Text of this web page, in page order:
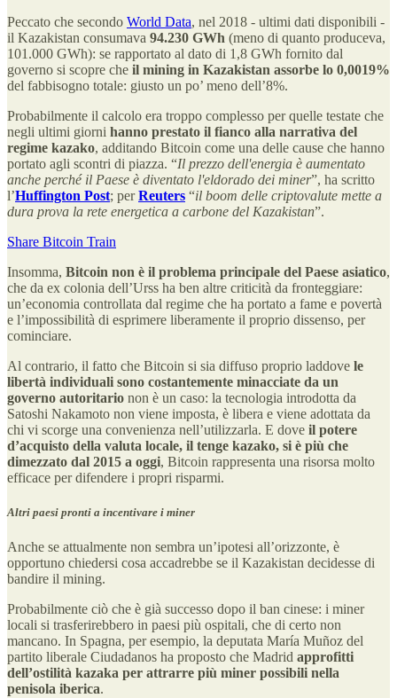
Peccato che secondo World Data, nel 2018 - ultimi dati disponibili -
il Kazakistan consumava 94.230 GWh (meno di quanto produceva,
101.000 GWh): se rapportato al dato di 1,8 GWh fornito dal
governo si scopre che il mining in Kazakistan assorbe lo 0,0019%
del fabbisogno totale: giusto un po’ meno dell’8%.
Probabilmente il calcolo era troppo complesso per quelle testate che
negli ultimi giorni hanno prestato il fianco alla narrativa del
regime kazako, additando Bitcoin come una delle cause che hanno
portato agli scontri di piazza. “Il prezzo dell'energia è aumentato
anche perché il Paese è diventato l'eldorado dei miner”, ha scritto
l’Huffington Post; perReuters “il boom delle criptovalute mette a
dura prova la rete energetica a carbone del Kazakistan”.
Share Bitcoin Train
Insomma, Bitcoin non è il problema principale del Paese asiatico,
che da ex colonia dell’Urss ha ben altre criticità da fronteggiare:
un’economia controllata dal regime che ha portato a fame e povertà
e l’impossibilità di esprimere liberamente il proprio dissenso, per
cominciare.
Al contrario, il fatto che Bitcoin si sia diffuso proprio laddove le
libertà individuali sono costantemente minacciate da un
governo autoritario non è un caso: la tecnologia introdotta da
Satoshi Nakamoto non viene imposta, è libera e viene adottata da
chi vi scorge una convenienza nell’utilizzarla. E dove il potere
d’acquisto della valuta locale, il tenge kazako, si è più che
dimezzato dal 2015 a oggi, Bitcoin rappresenta una risorsa molto
efficace per difendere i propri risparmi.
Altri paesi pronti a incentivare i miner
Anche se attualmente non sembra un’ipotesi all’orizzonte, è
opportuno chiedersi cosa accadrebbe se il Kazakistan decidesse di
bandire il mining.
Probabilmente ciò che è già successo dopo il ban cinese: i miner
locali si trasferirebbero in paesi più ospitali, che di certo non
mancano. In Spagna, per esempio, la deputata María Muñoz del
partito liberale Ciudadanos ha proposto che Madrid approfitti
dell’ostilità kazaka per attrarre più miner possibili nella
penisola iberica.